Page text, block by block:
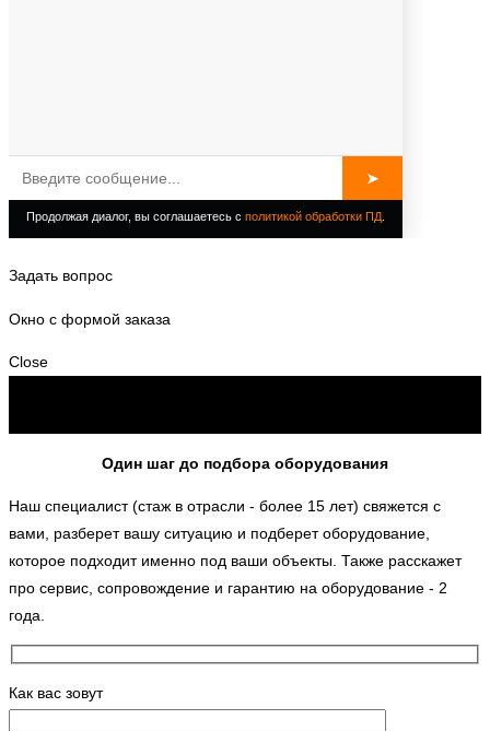
Задать вопрос
Окно с формой заказа
Close
Один шаг до подбора оборудования
Наш специалист (стаж в отрасли - более 15 лет) свяжется с
вами, разберет вашу ситуацию и подберет оборудование,
которое подходит именно под ваши объекты. Также расскажет
про сервис, сопровождение и гарантию на оборудование - 2
года.
Как вас зовут